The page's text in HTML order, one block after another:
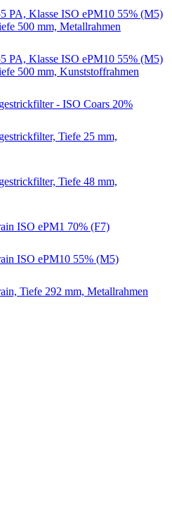
PA, Klasse ISO ePM10 55% (M5)
500 mm, Metallrahmen
PA, Klasse ISO ePM10 55% (M5)
500 mm, Kunststoffrahmen
- ISO Coars 20%
Tiefe 25 mm,
Tiefe 48 mm,
ISO ePM1 70% (F7)
ISO ePM10 55% (M5)
Tiefe 292 mm, Metallrahmen